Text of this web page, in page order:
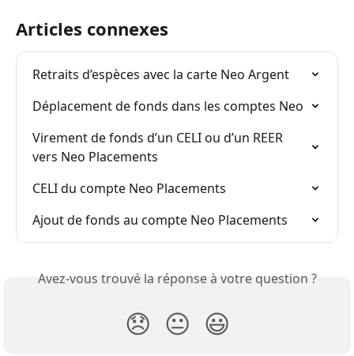
Articles connexes
Retraits d’espèces avec la carte Neo Argent
Déplacement de fonds dans les comptes Neo
Virement de fonds d’un CELI ou d’un REER
vers Neo Placements
CELI du compte Neo Placements
Ajout de fonds au compte Neo Placements
Avez-vous trouvé la réponse à votre question ?
😞 😐 😃